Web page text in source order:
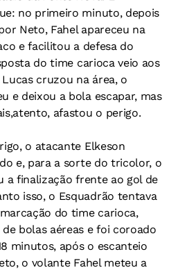
no primeiro minuto, depois
Neto, Fahel apareceu na
e facilitou a defesa do
do time carioca veio aos
cruzou na área, o
e deixou a bola escapar, mas
afastou o perigo.
o atacante Elkeson
e, para a sorte do tricolor, o
a finalização frente ao gol de
isso, o Esquadrão tentava
do time carioca,
bolas aéreas e foi coroado
minutos, após o escanteio
o volante Fahel meteu a